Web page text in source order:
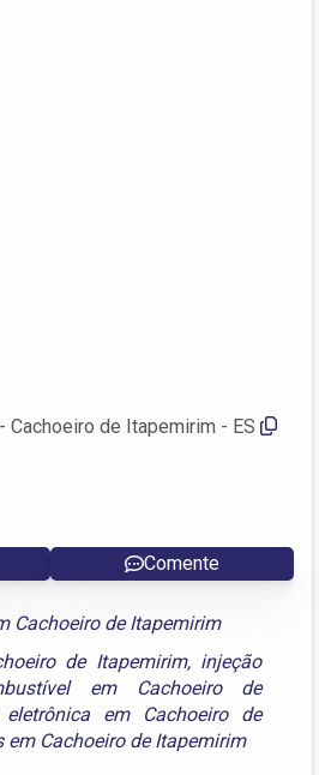
Cachoeiro de Itapemirim - ES
Comente
Cachoeiro de Itapemirim
de Itapemirim, injeção
em Cachoeiro de
eletrônica em Cachoeiro de
em Cachoeiro de Itapemirim